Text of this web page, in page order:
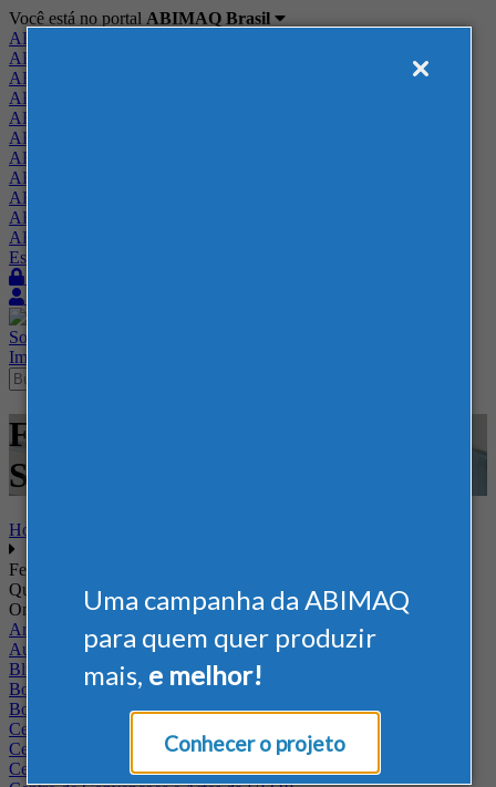
Uma campanha da ABIMAQ
para quem quer produzir
mais, e melhor!
Conhecer o projeto
Você está no portal ABIMAQ Brasil
ABIMAQ Brasil
ABIMAQ Minas Gerais
ABIMAQ Norte-Nordeste
ABIMAQ Paraná
ABIMAQ Piracicaba
ABIMAQ Ribeirão Preto
ABIMAQ Rio de Janeiro
ABIMAQ Rio Grande do Sul
ABIMAQ Santa Catarina
ABIMAQ São Paulo
ABIMAQ Vale do Paraíba
Escritório de Relações Governamentais
Sobre
Imprensa
Feiras - Distrito Anhembi -
Saneamento
Home
Feiras
Quando
Onde
Arena Jaguariuna
Auditório Albano Franco - FIEPA
Blumenau - SC
BolognaFiere
Boulevard Olimpico - RJ
Centro Internacional de Convenções do Brasil, em Brasília
Centro de Convenções - SE
Centro de Convenções de Pernambuco - PE